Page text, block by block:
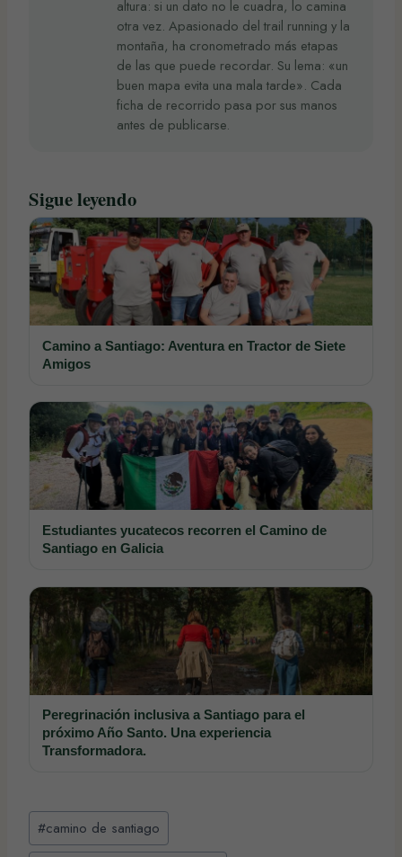
altura: si un dato no le cuadra, lo camina
otra vez. Apasionado del trail running y la
montaña, ha cronometrado más etapas
de las que puede recordar. Su lema: «un
buen mapa evita una mala tarde». Cada
ficha de recorrido pasa por sus manos
antes de publicarse.
Sigue leyendo
Camino a Santiago: Aventura en Tractor de Siete
Amigos
Estudiantes yucatecos recorren el Camino de
Santiago en Galicia
Peregrinación inclusiva a Santiago para el
próximo Año Santo. Una experiencia
Transformadora.
Etiquetas
de
#camino de santiago